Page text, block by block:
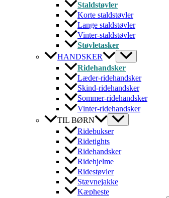
Staldstøvler
Korte staldstøvler
Lange staldstøvler
Vinter-staldstøvler
Støvletasker
HANDSKER
Ridehandsker
Læder-ridehandsker
Skind-ridehandsker
Sommer-ridehandsker
Vinter-ridehandsker
TIL BØRN
Ridebukser
Ridetights
Ridehandsker
Ridehjelme
Ridestøvler
Stævnejakke
Kæpheste